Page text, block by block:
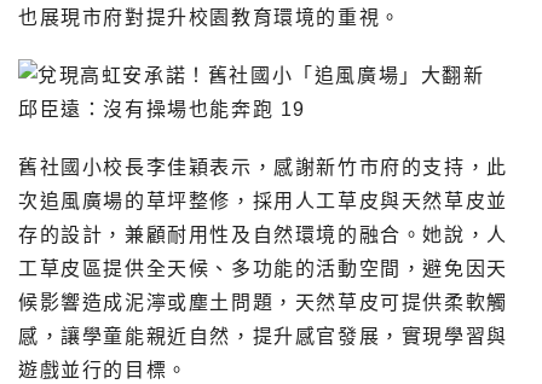
也展現市府對提升校園教育環境的重視。
舊社國小校長李佳穎表示，感謝新竹市府的支持，此
次追風廣場的草坪整修，採用人工草皮與天然草皮並
存的設計，兼顧耐用性及自然環境的融合。她說，人
工草皮區提供全天候、多功能的活動空間，避免因天
候影響造成泥濘或塵土問題，天然草皮可提供柔軟觸
感，讓學童能親近自然，提升感官發展，實現學習與
遊戲並行的目標。